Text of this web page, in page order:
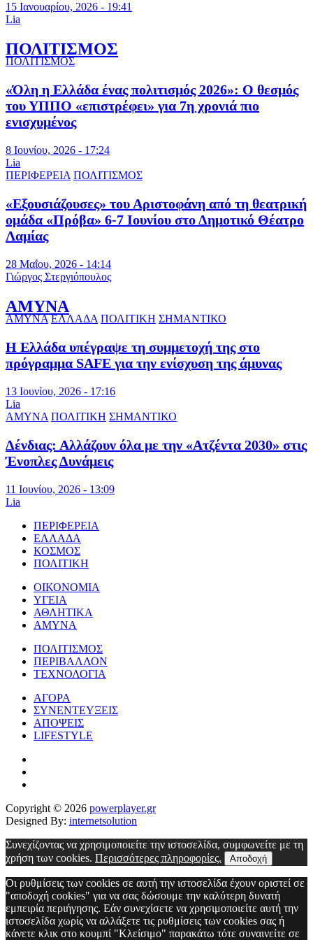
15 Ιανουαρίου, 2026 - 19:41
Lia
ΠΟΛΙΤΙΣΜΟΣ
ΠΟΛΙΤΙΣΜΟΣ
«Όλη η Ελλάδα ένας πολιτισμός 2026»: Ο θεσμός
του ΥΠΠΟ «επιστρέφει» για 7η χρονιά πιο
ενισχυμένος
8 Ιουνίου, 2026 - 17:24
Lia
ΠΕΡΙΦΕΡΕΙΑ ΠΟΛΙΤΙΣΜΟΣ
«Εξουσιάζουσες» του Αριστοφάνη από τη θεατρική
ομάδα «Πρόβα» 6-7 Ιουνίου στο Δημοτικό Θέατρο
Λαμίας
28 Μαΐου, 2026 - 14:14
Γιώργος Στεργιόπουλος
ΑΜΥΝΑ
ΑΜΥΝΑ ΕΛΛΑΔΑ ΠΟΛΙΤΙΚΗ ΣΗΜΑΝΤΙΚΟ
Η Ελλάδα υπέγραψε τη συμμετοχή της στο
πρόγραμμα SAFE για την ενίσχυση της άμυνας
13 Ιουνίου, 2026 - 17:16
Lia
ΑΜΥΝΑ ΠΟΛΙΤΙΚΗ ΣΗΜΑΝΤΙΚΟ
Δένδιας: Αλλάζουν όλα με την «Ατζέντα 2030» στις
Ένοπλες Δυνάμεις
11 Ιουνίου, 2026 - 13:09
Lia
ΠΕΡΙΦΕΡΕΙΑ
ΕΛΛΑΔΑ
ΚΟΣΜΟΣ
ΠΟΛΙΤΙΚΗ
ΟΙΚΟΝΟΜΙΑ
ΥΓΕΙΑ
ΑΘΛΗΤΙΚΑ
ΑΜΥΝΑ
ΠΟΛΙΤΙΣΜΟΣ
ΠΕΡΙΒΑΛΛΟΝ
ΤΕΧΝΟΛΟΓΙΑ
ΑΓΟΡΑ
ΣΥΝΕΝΤΕΥΞΕΙΣ
ΑΠΟΨΕΙΣ
LIFESTYLE
Copyright © 2026 powerplayer.gr
Designed By: internetsolution
Συνεχίζοντας να χρησιμοποιείτε την ιστοσελίδα, συμφωνείτε με τη
χρήση των cookies. Περισσότερες πληροφορίες. Αποδοχή
Οι ρυθμίσεις των cookies σε αυτή την ιστοσελίδα έχουν οριστεί σε
"αποδοχή cookies" για να σας δώσουμε την καλύτερη δυνατή
εμπειρία περιήγησης. Εάν συνεχίσετε να χρησιμοποιείτε αυτή την
ιστοσελίδα χωρίς να αλλάξετε τις ρυθμίσεις των cookies σας ή
κάνετε κλικ στο κουμπί "Κλείσιμο" παρακάτω τότε συναινείτε σε